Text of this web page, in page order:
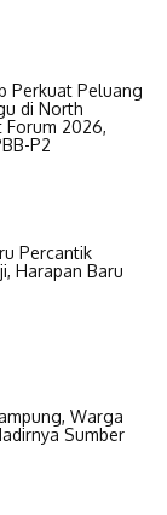
Perkuat Peluang
di North
Forum 2026,
P2
Percantik
Harapan Baru
Warga
Sumber